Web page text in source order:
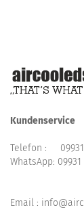
Kundenservice
Telefon :
WhatsApp:
Email :